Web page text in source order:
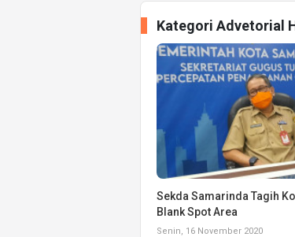
Kategori Advetorial
Sekda Samarinda Tagih
Blank Spot Area
Senin, 16 November 2020